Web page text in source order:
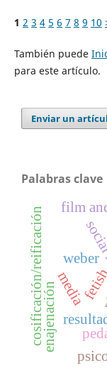
1 2 3 4 5 6 7 8 9 10
También puede
para este artículo.
Enviar un
Palabras clave
weber
enajenación
cosificación/reificación media
film